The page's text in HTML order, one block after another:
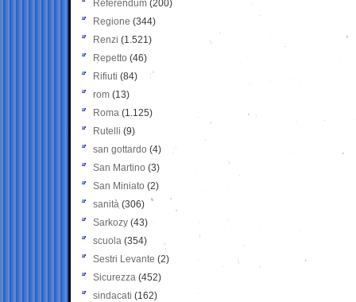
Referendum (200)
Regione (344)
Renzi (1.521)
Repetto (46)
Rifiuti (84)
rom (13)
Roma (1.125)
Rutelli (9)
san gottardo (4)
San Martino (3)
San Miniato (2)
sanità (306)
Sarkozy (43)
scuola (354)
Sestri Levante (2)
Sicurezza (452)
sindacati (162)